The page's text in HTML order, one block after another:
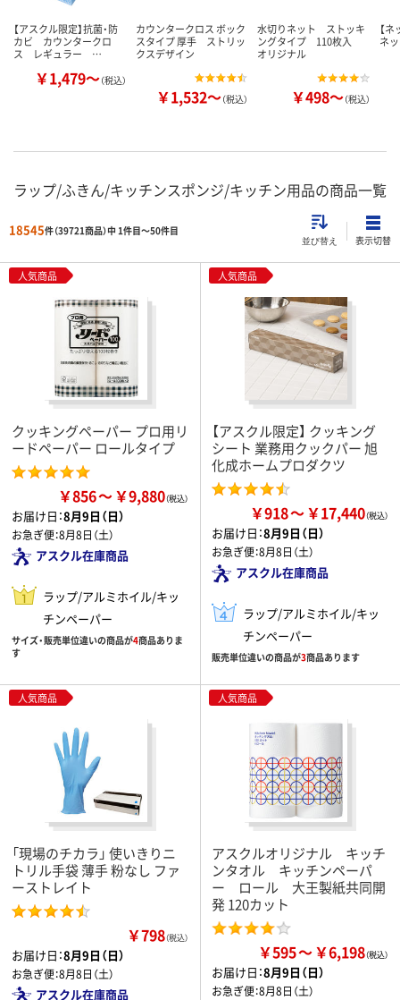
【アスクル限定】抗菌・防
カビ カウンタークロ
ス レギュラー …
￥1,479～（税込）
カウンタークロス ボック
スタイプ 厚手 ストリッ
クスデザイン
￥1,532～（税込）
水切りネット ストッキ
ングタイプ 110枚入
オリジナル
￥498～（税込）
【
ネ
ラップ/ふきん/キッチンスポンジ/キッチン用品の商品一覧
18545件（39721商品）中 1件目～50件目
並び替え 表示切替
人気商品
クッキングペーパー プロ用リ
ードペーパー ロールタイプ
￥856 ￥9,880
お届け日：8月9日（日）
お急ぎ便：8月8日（土）
アスクル在庫商品
ラップ/アルミホイル/キッ
チンペーパー
サイズ・販売単位違いの商品が4商品ありま
す
人気商品
【アスクル限定】 クッキング
シート 業務用クックパー 旭
化成ホームプロダクツ
￥918 ￥17,440
お届け日：8月9日（日）
お急ぎ便：8月8日（土）
アスクル在庫商品
ラップ/アルミホイル/キッ
チンペーパー
販売単位違いの商品が3商品あります
人気商品
「現場のチカラ」 使いきりニ
トリル手袋 薄手 粉なし ファ
ーストレイト
￥798（税込）
お届け日：8月9日（日）
お急ぎ便：8月8日（土）
アスクル在庫商品
人気商品
アスクルオリジナル キッチ
ンタオル キッチンペーパ
ー ロール 大王製紙共同開
発 120カット
￥595 ￥6,198
お届け日：8月9日（日）
お急ぎ便：8月8日（土）